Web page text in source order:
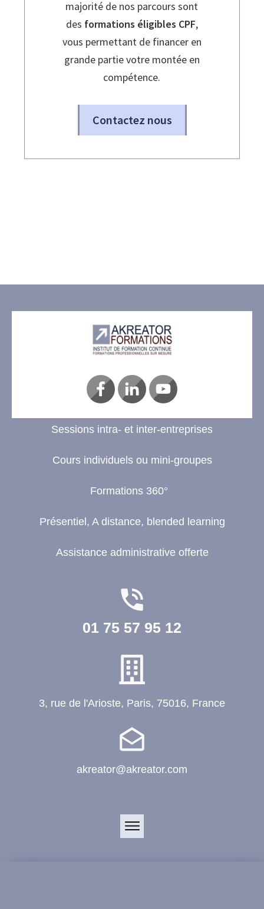
majorité de nos parcours sont
des formations éligibles CPF,
vous permettant de financer en
grande partie votre montée en
compétence.
Contactez nous
Sessions intra- et inter-entreprises
Cours individuels ou mini-groupes
Formations 360°
Présentiel, A distance, blended learning
Assistance administrative offerte
01 75 57 95 12
3, rue de l'Arioste, Paris, 75016, France
akreator@akreator.com